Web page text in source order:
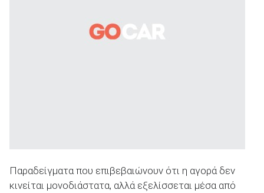
Παραδείγματα που επιβεβαιώνουν ότι η αγορά δεν
κινείται μονοδιάστατα, αλλά εξελίσσεται μέσα από